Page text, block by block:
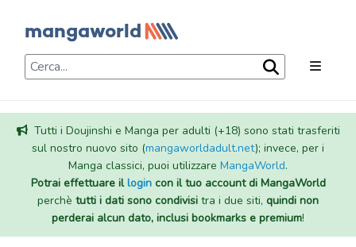
Tutti i Doujinshi e Manga per adulti (+18) sono stati trasferiti
sul nostro nuovo sito (mangaworldadult.net); invece, per i
Manga classici, puoi utilizzare MangaWorld.
Potrai effettuare illogincon il tuo account di MangaWorld
perchè tutti i dati sono condivisi tra i due siti, quindi non
perderai alcun dato, inclusi bookmarks e premium!